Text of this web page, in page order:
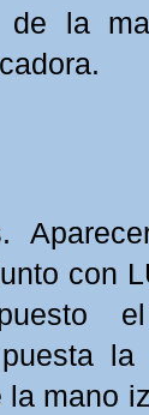
de la
con
puesto
mano